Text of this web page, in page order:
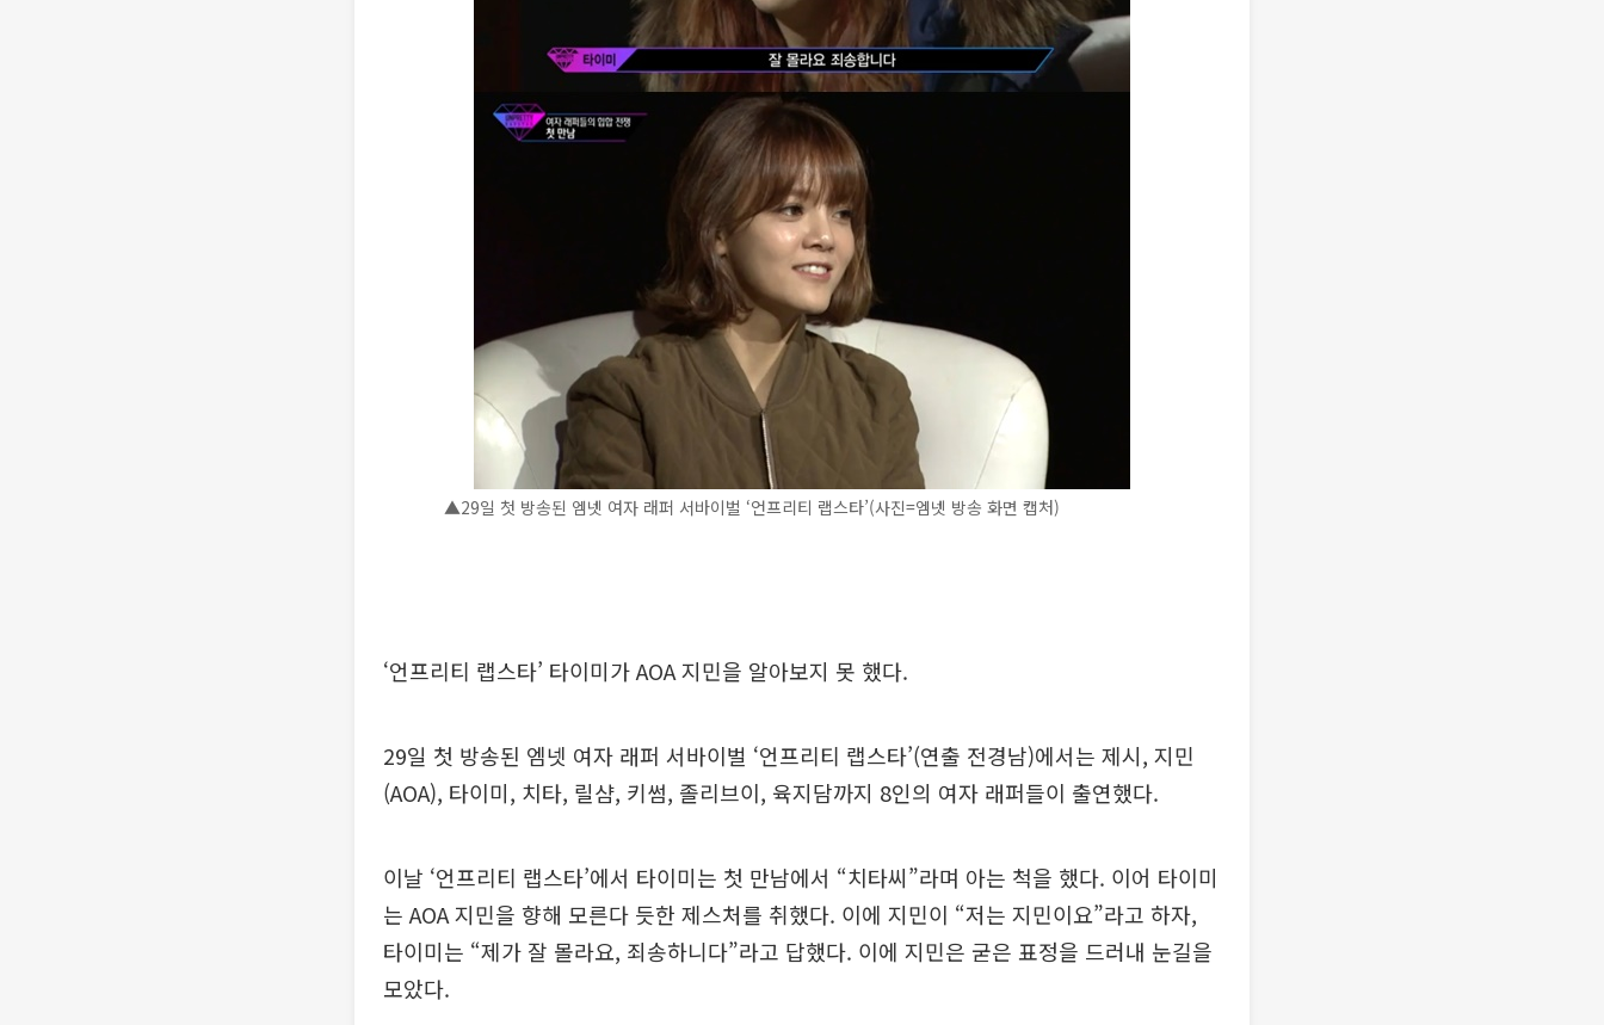
▲29일 첫 방송된 엠넷 여자 래퍼 서바이벌 ‘언프리티 랩스타’(사진=엠넷 방송 화면 캡처)
‘언프리티 랩스타’ 타이미가 AOA 지민을 알아보지 못 했다.
29일 첫 방송된 엠넷 여자 래퍼 서바이벌 ‘언프리티 랩스타’(연출 전경남)에서는 제시, 지민
(AOA), 타이미, 치타, 릴샴, 키썸, 졸리브이, 육지담까지 8인의 여자 래퍼들이 출연했다.
이날 ‘언프리티 랩스타’에서 타이미는 첫 만남에서 “치타씨”라며 아는 척을 했다. 이어 타이미
는 AOA 지민을 향해 모른다 듯한 제스처를 취했다. 이에 지민이 “저는 지민이요”라고 하자,
타이미는 “제가 잘 몰라요, 죄송하니다”라고 답했다. 이에 지민은 굳은 표정을 드러내 눈길을
모았다.